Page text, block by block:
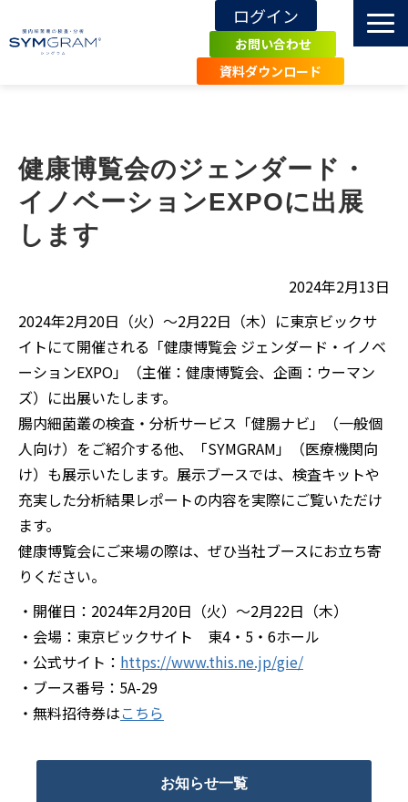
ログイン
お問い合わせ
資料ダウンロード
導入施設・事例
エビデンス
一般の方へ
健康博覧会のジェンダード・
イノベーションEXPOに出展
します
2024年2月13日
2024年2月20日（火）～2月22日（木）に東京ビックサ
イトにて開催される「健康博覧会 ジェンダード・イノベ
ーションEXPO」（主催：健康博覧会、企画：ウーマン
ズ）に出展いたします。
腸内細菌叢の検査・分析サービス「健腸ナビ」（一般個
人向け）をご紹介する他、「SYMGRAM」（医療機関向
け）も展示いたします。展示ブースでは、検査キットや
充実した分析結果レポートの内容を実際にご覧いただけ
ます。
健康博覧会にご来場の際は、ぜひ当社ブースにお立ち寄
りください。
・開催日：2024年2月20日（火）～2月22日（木）
・会場：東京ビックサイト 東4・5・6ホール
・公式サイト： https://www.this.ne.jp/gie/
・ブース番号：5A-29
・無料招待券はこちら
お知らせ一覧